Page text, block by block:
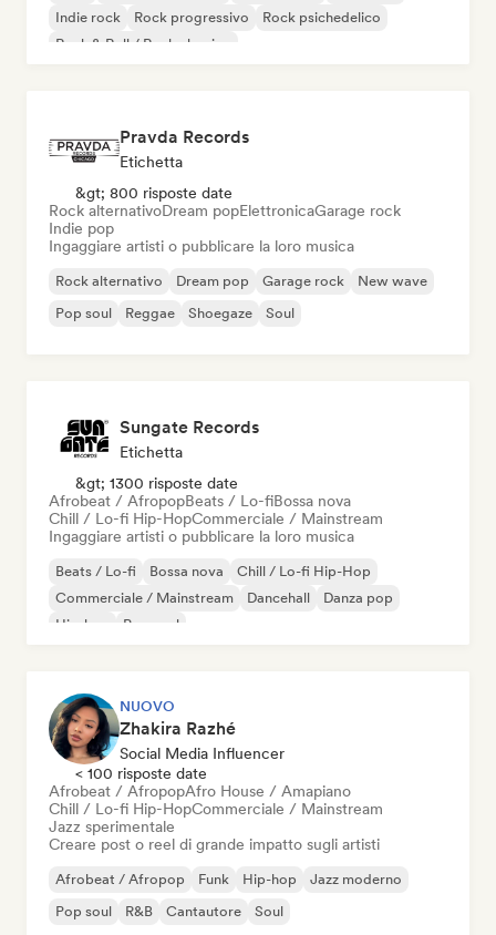
Indie rock
Rock progressivo
Rock psichedelico
Rock & Roll / Rock classico
Pravda Records
Etichetta
&gt; 800 risposte date
Rock alternativoDream popElettronicaGarage rock
Indie pop
Ingaggiare artisti o pubblicare la loro musica
Rock alternativo Dream pop Garage rock
New wave
Pop soul
Reggae Shoegaze Soul
Sungate Records
Etichetta
&gt; 1300 risposte date
Afrobeat / AfropopBeats / Lo-fiBossa nova
Chill / Lo-fi Hip-HopCommerciale / Mainstream
Ingaggiare artisti o pubblicare la loro musica
Beats / Lo-fi Bossa nova
Chill / Lo-fi Hip-Hop
Commerciale / Mainstream
Dancehall
Danza pop
Hip-hop
Pop soul
NUOVO
Zhakira Razhé
Social Media Influencer
< 100 risposte date
Afrobeat / AfropopAfro House / Amapiano
Chill / Lo-fi Hip-HopCommerciale / Mainstream
Jazz sperimentale
Creare post o reel di grande impatto sugli artisti
Afrobeat / Afropop Funk Hip-hop
Jazz moderno
Pop soul
R&B Cantautore Soul